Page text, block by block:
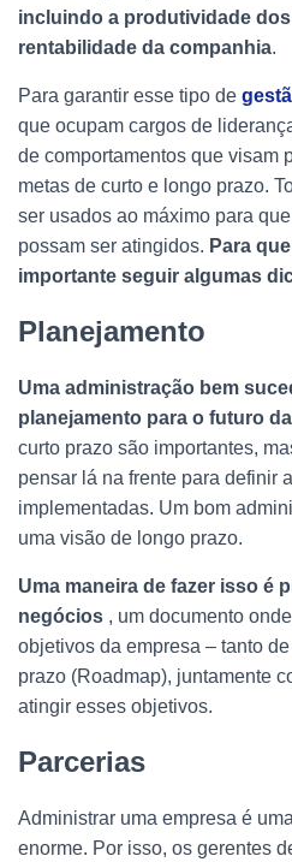
incluindo a produtividade
rentabilidade da companhia.
Para garantir esse tipo de
que ocupam cargos de
de comportamentos que visam
metas de curto e longo prazo.
ser usados ao máximo para
possam ser atingidos. Para
importante seguir algumas
Planejamento
Uma administração bem
planejamento para o futuro
curto prazo são importantes,
pensar lá na frente para definir
implementadas. Um bom
uma visão de longo prazo.
Uma maneira de fazer isso é
negócios , um documento
objetivos da empresa – tanto
prazo (Roadmap), juntamente
atingir esses objetivos.
Parcerias
Administrar uma empresa é
enorme. Por isso, os gerentes